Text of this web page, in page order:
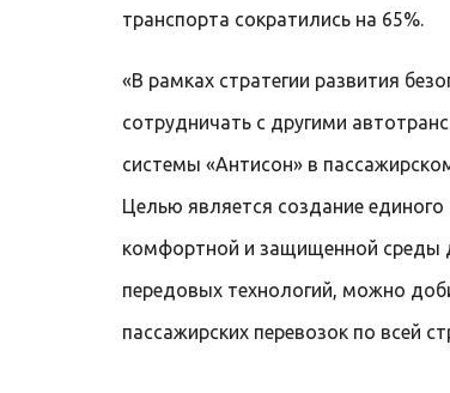
транспорта сократились на 65%.
«В рамках стратегии развития
сотрудничать с другими
системы «Антисон» в
Целью является создание
комфортной и защищенной среды
передовых технологий, можно
пассажирских перевозок по всей